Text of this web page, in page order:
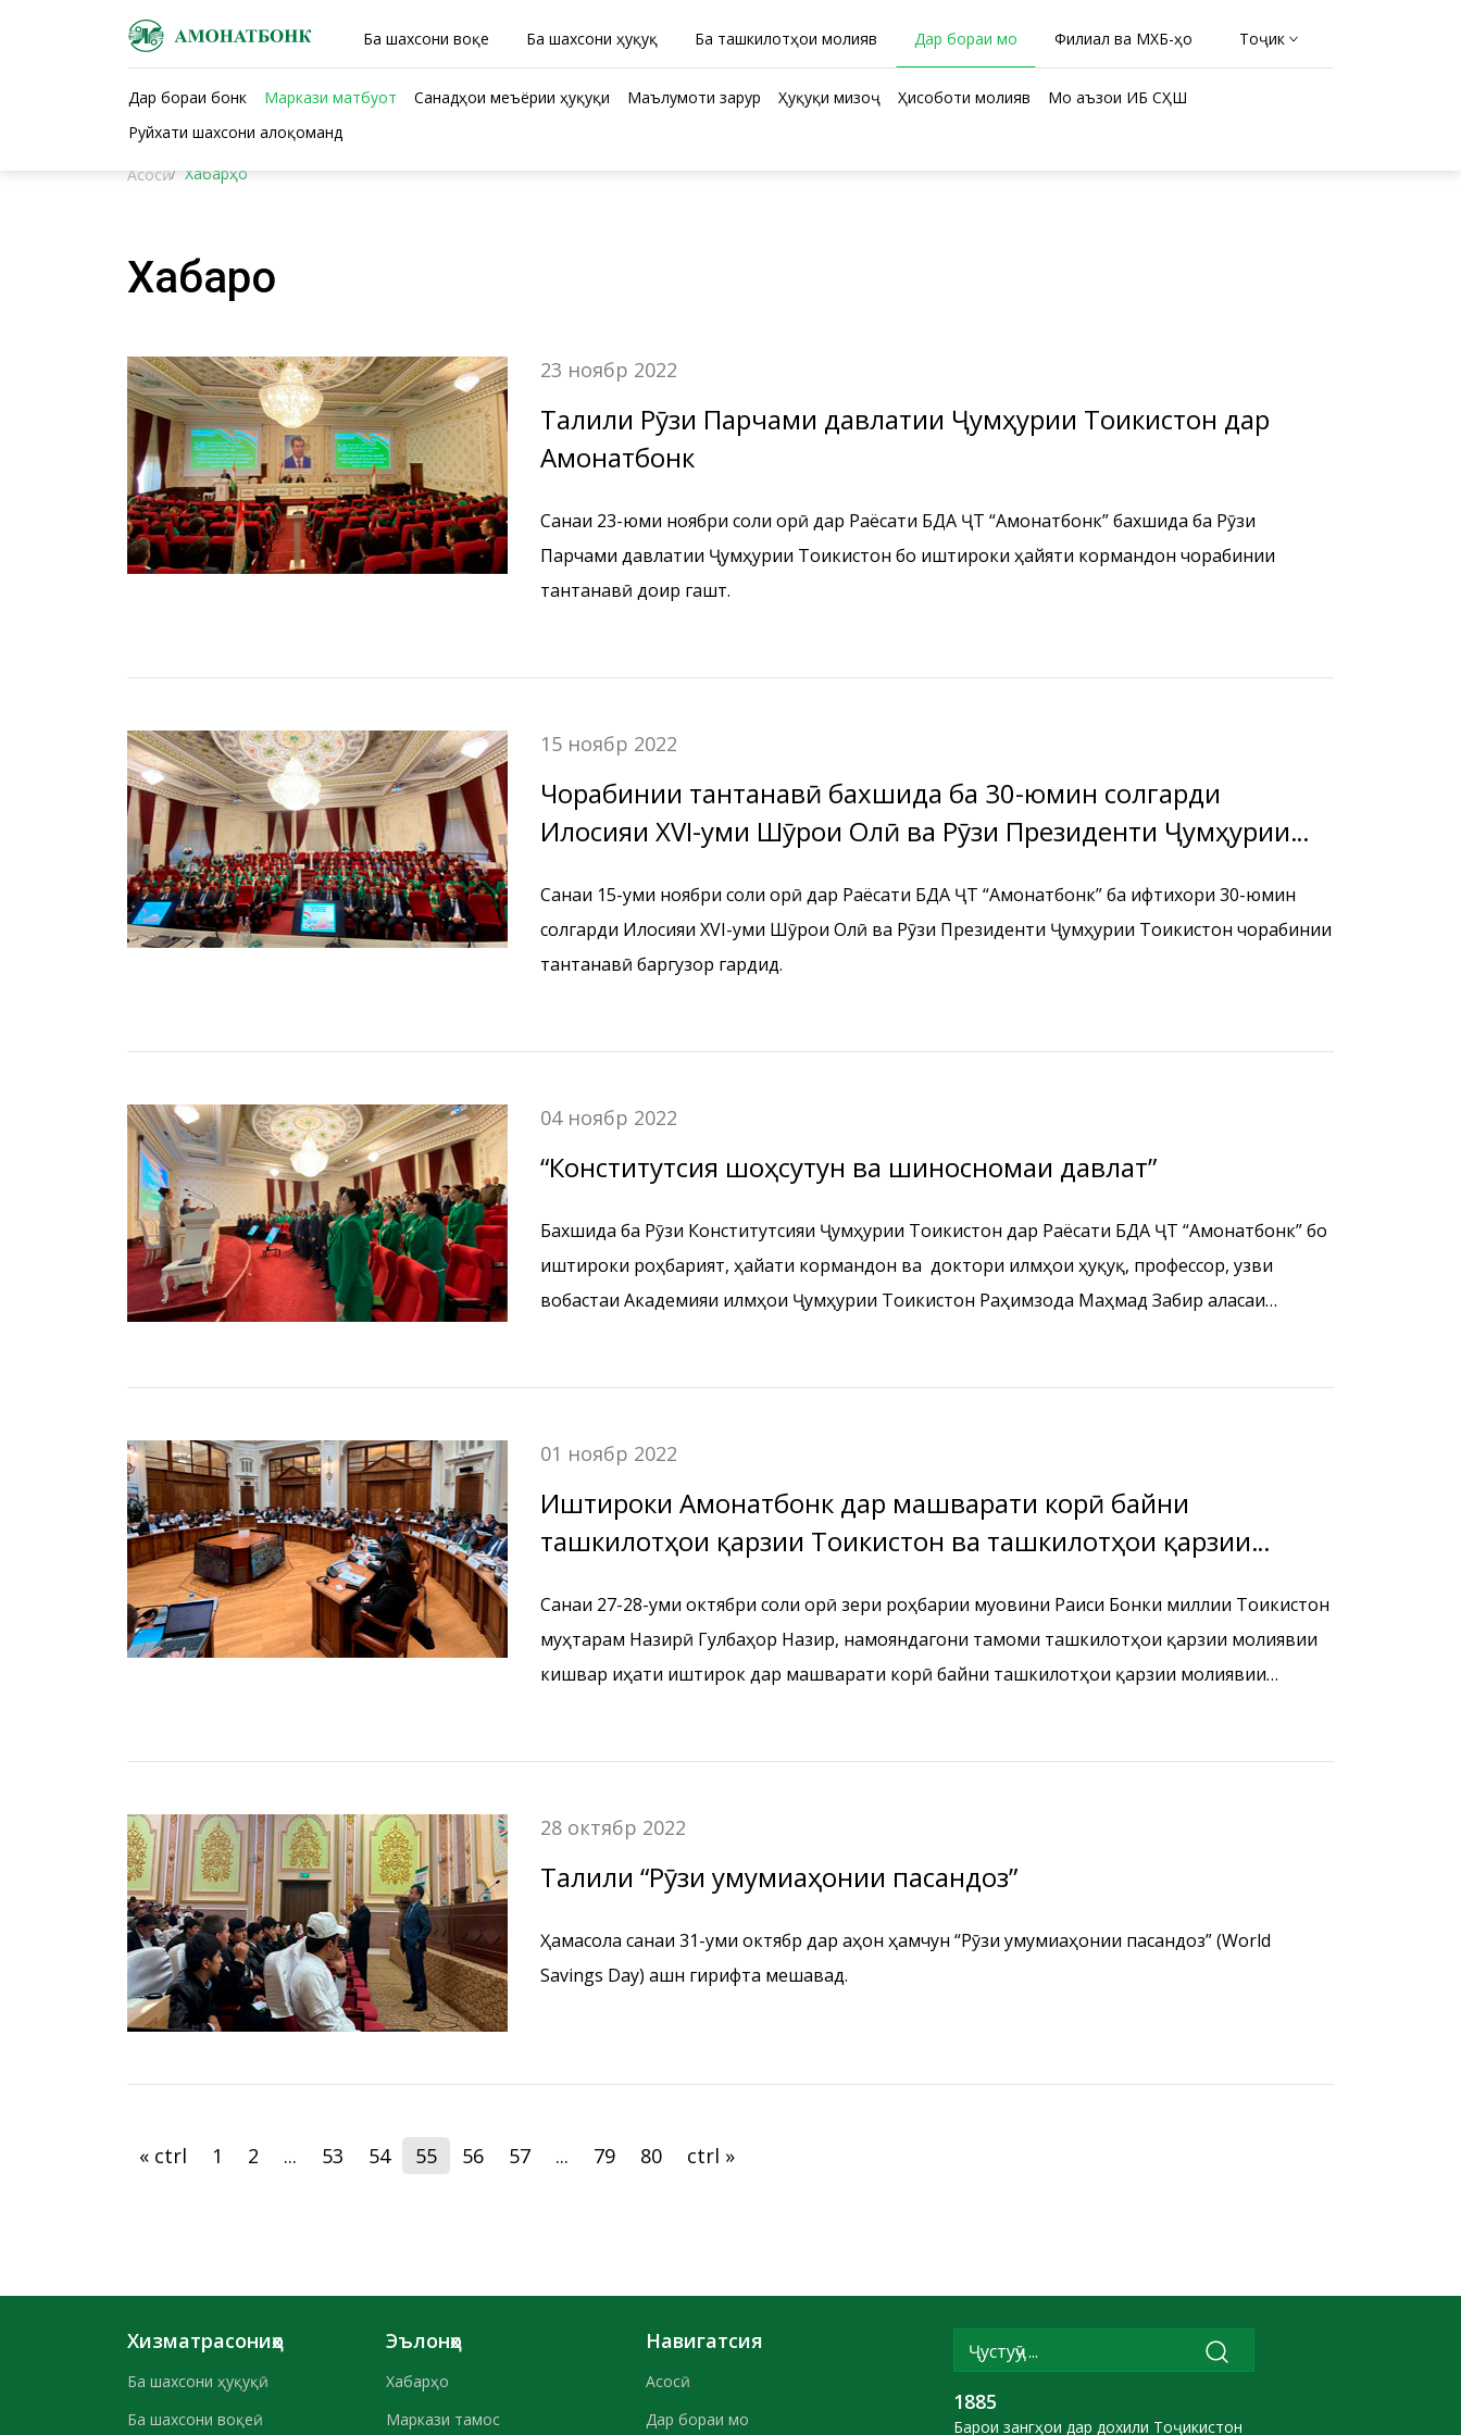
Ба шахсони воқеӣ Ба шахсони ҳуқуқӣ Ба ташкилотҳои молиявӣ Дар бораи мо Филиал ва МХБ-ҳо Тоҷикӣ
Дар бораи бонк Маркази матбуот Санадҳои меъёрии ҳуқуқи Маълумоти зарурӣ Ҳуқуқи мизоҷ Ҳисоботи молиявӣ
Мо аъзои ИБ СҲШ
Руйхати шахсони алоқоманд
Асосӣ Хабарҳо
Хабарҳо
23 ноябр 2022
Таҷлили Рӯзи Парчами давлатии Ҷумҳурии Тоҷикистон дар
Амонатбонк
Санаи 23-юми ноябри соли ҷорӣ дар Раёсати БДА ҶТ “Амонатбонк” бахшида ба Рӯзи
Парчами давлатии Ҷумҳурии Тоҷикистон бо иштироки ҳайяти кормандон чорабинии
тантанавӣ доир гашт.
15 ноябр 2022
Чорабинии тантанавӣ бахшида ба 30-юмин солгарди
Иҷлосияи XVI-уми Шӯрои Олӣ ва Рӯзи Президенти Ҷумҳурии
Санаи 15-уми ноябри соли ҷорӣ дар Раёсати БДА ҶТ “Амонатбонк” ба ифтихори 30-юмин
солгарди Иҷлосияи XVI-уми Шӯрои Олӣ ва Рӯзи Президенти Ҷумҳурии Тоҷикистон чорабинии
тантанавӣ баргузор гардид.
04 ноябр 2022
“Конститутсия шоҳсутун ва шиносномаи давлат”
Бахшида ба Рӯзи Конститутсияи Ҷумҳурии Тоҷикистон дар Раёсати БДА ҶТ “Амонатбонк” бо
иштироки роҳбарият, ҳайати кормандон ва доктори илмҳои ҳуқуқ, профессор, узви
вобастаи Академияи илмҳои Ҷумҳурии Тоҷикистон Раҳимзода Маҳмад Забир ҷаласаи
01 ноябр 2022
Иштироки Амонатбонк дар машварати корӣ байни
ташкилотҳои қарзии Тоҷикистон ва ташкилотҳои қарзии
Санаи 27-28-уми октябри соли ҷорӣ зери роҳбарии муовини Раиси Бонки миллии Тоҷикистон
муҳтарам Назирӣ Гулбаҳор Назир, намояндагони тамоми ташкилотҳои қарзии молиявии
кишвар ҷиҳати иштирок дар машварати корӣ байни ташкилотҳои қарзии молиявии
28 октябр 2022
Таҷлили “Рӯзи умумиҷаҳонии пасандоз”
Ҳамасола санаи 31-уми октябр дар ҷаҳон ҳамчун “Рӯзи умумиҷаҳонии пасандоз” (World
Savings Day) ҷашн гирифта мешавад.
« ctrl 1 2 ... 53 54 55 56 57 ... 79 80 ctrl »
Хизматрасониҳо
Ба шахсони ҳуқуқӣ
Ба шахсони воқеӣ
Эълонҳо
Хабарҳо
Маркази тамос
Навигатсия
Асосӣ
Дар бораи мо
1885
Барои зангҳои дар дохили Тоҷикистон